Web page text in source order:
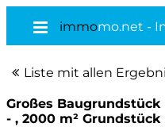
immomo.net -
Liste mit allen
Großes
- , 2000 m² Grundstück